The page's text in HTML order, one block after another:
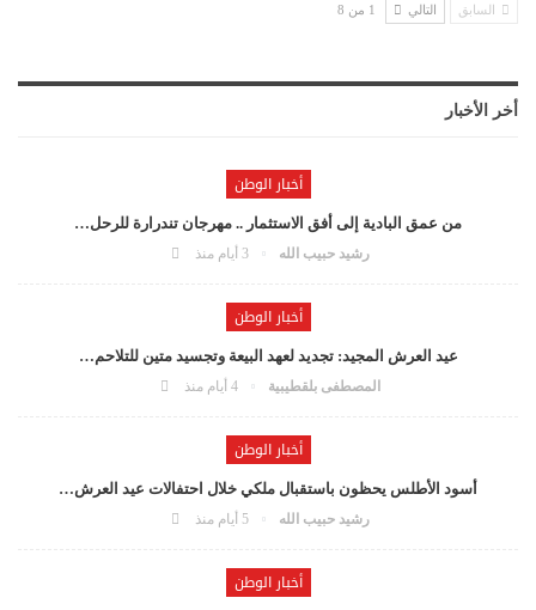
السابق التالي 1 من 8
أخر الأخبار
أخبار الوطن
من عمق البادية إلى أفق الاستثمار .. مهرجان تندرارة للرحل…
رشيد حبيب الله 3 أيام منذ
أخبار الوطن
عيد العرش المجيد: تجديد لعهد البيعة وتجسيد متين للتلاحم…
المصطفى بلقطيبية 4 أيام منذ
أخبار الوطن
أسود الأطلس يحظون باستقبال ملكي خلال احتفالات عيد العرش…
رشيد حبيب الله 5 أيام منذ
أخبار الوطن